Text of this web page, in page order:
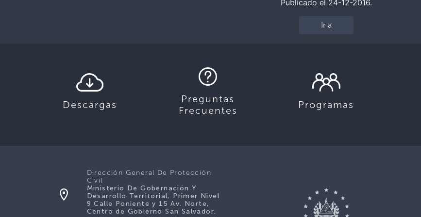
Publicado el 24-12-2016.
Ir a
Descargas
Preguntas
Frecuentes
Programas
Dirección General De Protección
Civil
Ministerio De Gobernación Y
Desarrollo Territorial, Primer Nivel
9 Calle Poniente y 15 Av. Norte,
Centro de Gobierno San Salvador.